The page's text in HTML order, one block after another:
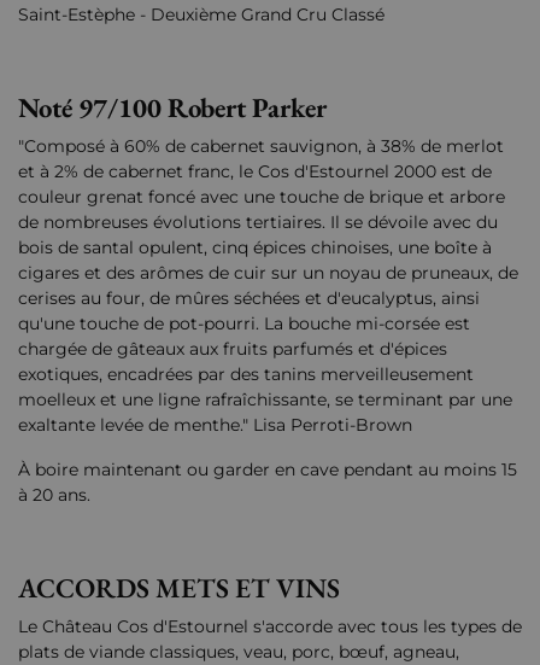
Saint-Estèphe - Deuxième Grand Cru Classé
Noté 97/100 Robert Parker
"Composé à 60% de cabernet sauvignon, à 38% de merlot
et à 2% de cabernet franc, le Cos d'Estournel 2000 est de
couleur grenat foncé avec une touche de brique et arbore
de nombreuses évolutions tertiaires. Il se dévoile avec du
bois de santal opulent, cinq épices chinoises, une boîte à
cigares et des arômes de cuir sur un noyau de pruneaux, de
cerises au four, de mûres séchées et d'eucalyptus, ainsi
qu'une touche de pot-pourri. La bouche mi-corsée est
chargée de gâteaux aux fruits parfumés et d'épices
exotiques, encadrées par des tanins merveilleusement
moelleux et une ligne rafraîchissante, se terminant par une
exaltante levée de menthe." Lisa Perroti-Brown
À boire maintenant ou garder en cave pendant au moins 15
à 20 ans.
ACCORDS METS ET VINS
Le Château Cos d'Estournel s'accorde avec tous les types de
plats de viande classiques, veau, porc, bœuf, agneau,